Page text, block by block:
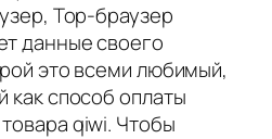
Тор-браузер
данные своего
это всеми любимый,
как способ оплаты
qiwi. Чтобы